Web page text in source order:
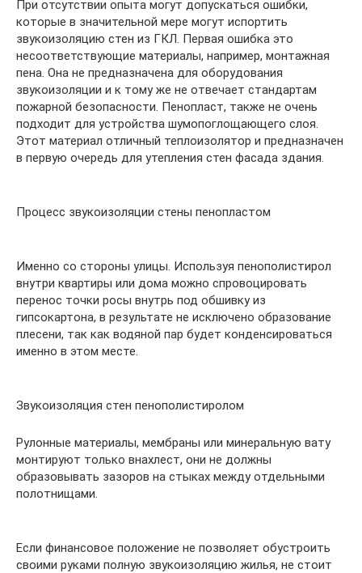
При отсутствии опыта могут допускаться ошибки,
которые в значительной мере могут испортить
звукоизоляцию стен из ГКЛ. Первая ошибка это
несоответствующие материалы, например, монтажная
пена. Она не предназначена для оборудования
звукоизоляции и к тому же не отвечает стандартам
пожарной безопасности. Пенопласт, также не очень
подходит для устройства шумопоглощающего слоя.
Этот материал отличный теплоизолятор и предназначен
в первую очередь для утепления стен фасада здания.
Процесс звукоизоляции стены пенопластом
Именно со стороны улицы. Используя пенополистирол
внутри квартиры или дома можно спровоцировать
перенос точки росы внутрь под обшивку из
гипсокартона, в результате не исключено образование
плесени, так как водяной пар будет конденсироваться
именно в этом месте.
Звукоизоляция стен пенополистиролом
Рулонные материалы, мембраны или минеральную вату
монтируют только внахлест, они не должны
образовывать зазоров на стыках между отдельными
полотнищами.
Если финансовое положение не позволяет обустроить
своими руками полную звукоизоляцию жилья, не стоит